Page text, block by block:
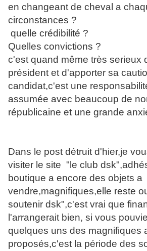
en changeant de cheval a
circonstances ?
quelle crédibilité ?
Quelles convictions ?
c'est quand même très serieux
président et d'apporter sa
candidat,c'est une
assumée avec beaucoup de
républicaine et une grande
Dans le post détruit d'hier,je
visiter le site "le club
boutique a encore des objets a
vendre,magnifiques,elle reste
soutenir dsk",c'est vrai que
l'arrangerait bien, si vous
quelques uns des magnifiques
proposés,c'est la période des